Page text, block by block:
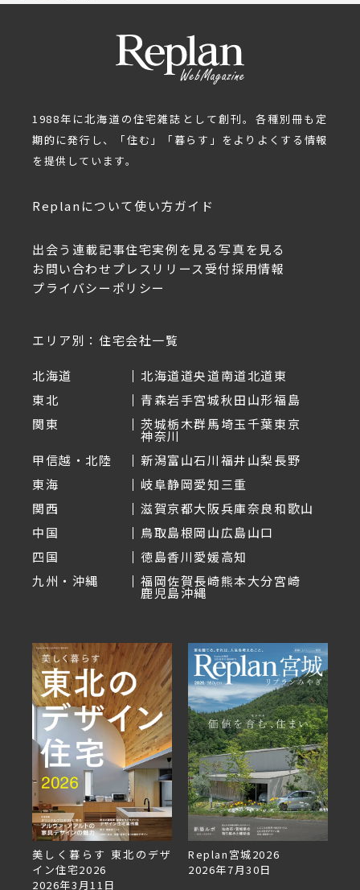
1988年に北海道の住宅雑誌として創刊。各種別冊も定
期的に発行し、「住む」「暮らす」をよりよくする情報
を提供しています。
Replanについて使い方ガイド
出会う 連載記事住宅実例を見る写真を見る
お問い合わせ プレスリリース受付採用情報
プライバシーポリシー
エリア別：住宅会社一覧
北海道 北海道道央道南道北道東
東北
青森岩手宮城秋田山形福島
関東
茨城栃木群馬埼玉千葉東京
神奈川
甲信越・北陸
新潟富山石川福井山梨長野
東海
岐阜静岡愛知三重
関西
滋賀京都大阪兵庫奈良和歌山
中国
鳥取島根岡山広島山口
四国
徳島香川愛媛高知
九州・沖縄
福岡佐賀長崎熊本大分宮崎
鹿児島沖縄
Replan宮城2026
2026年7月30日
Replan北海道VOL.153
2026年6月27日